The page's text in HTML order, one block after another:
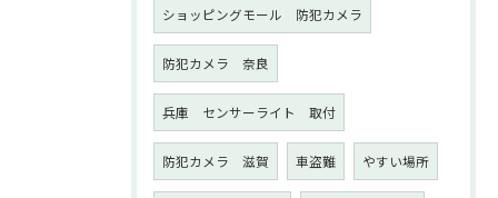
ショッピングモール 防犯カメラ
防犯カメラ 奈良
兵庫 センサーライト 取付
防犯カメラ 滋賀 車盗難 やすい場所